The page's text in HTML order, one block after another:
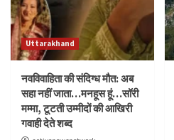
Uttarakhand
नवविवाहिता की संदिग्ध मौत: अब
सहा नहीं जाता…मनहूस हूं…सॉरी
मम्मा, टूटती उम्मीदों की आखिरी
गवाही देते शब्द